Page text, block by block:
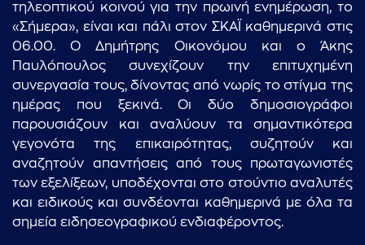
τηλεοπτικού κοινού για την πρωινή ενημέρωση, το
«Σήμερα», είναι και πάλι στον ΣΚΑΪ καθημερινά στις
06.00. Ο Δημήτρης Οικονόμου και ο Άκης
Παυλόπουλος συνεχίζουν την επιτυχημένη
συνεργασία τους, δίνοντας από νωρίς το στίγμα της
ημέρας που ξεκινά. Οι δύο δημοσιογράφοι
παρουσιάζουν και αναλύουν τα σημαντικότερα
γεγονότα της επικαιρότητας, συζητούν και
αναζητούν απαντήσεις από τους πρωταγωνιστές
των εξελίξεων, υποδέχονται στο στούντιο αναλυτές
και ειδικούς και συνδέονται καθημερινά με όλα τα
σημεία ειδησεογραφικού ενδιαφέροντος.